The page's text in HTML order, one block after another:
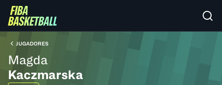
JUGADORES
Magda
Kaczmarska